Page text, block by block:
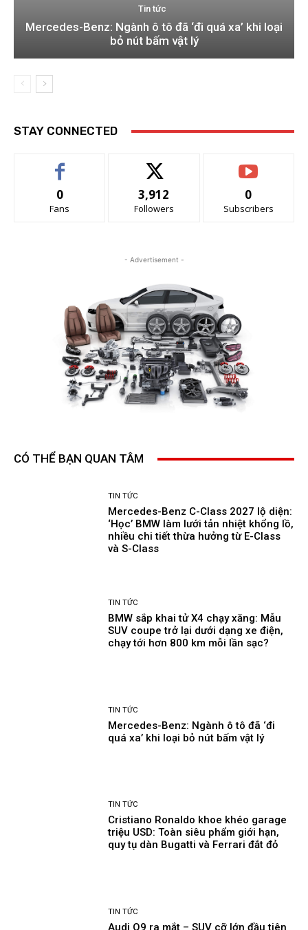
Tin tức
Mercedes-Benz: Ngành ô tô đã ‘đi quá xa’ khi loại
bỏ nút bấm vật lý
STAY CONNECTED
0
Fans
3,912
Followers
0
Subscribers
- Advertisement -
CÓ THỂ BẠN QUAN TÂM
TIN TỨC
Mercedes-Benz C-Class 2027 lộ diện:
‘Học’ BMW làm lưới tản nhiệt khổng lồ,
nhiều chi tiết thừa hưởng từ E-Class
và S-Class
TIN TỨC
BMW sắp khai tử X4 chạy xăng: Mẫu
SUV coupe trở lại dưới dạng xe điện,
chạy tới hơn 800 km mỗi lần sạc?
TIN TỨC
Mercedes-Benz: Ngành ô tô đã ‘đi
quá xa’ khi loại bỏ nút bấm vật lý
TIN TỨC
Cristiano Ronaldo khoe khéo garage
triệu USD: Toàn siêu phẩm giới hạn,
quy tụ dàn Bugatti và Ferrari đắt đỏ
TIN TỨC
Audi Q9 ra mắt – SUV cỡ lớn đầu tiên